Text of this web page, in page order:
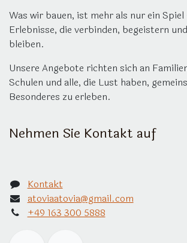
Was wir bauen, ist mehr als nur ein Spiel
Erlebnisse, die verbinden, begeistern
bleiben.
Unsere Angebote richten sich an
Schulen und alle, die Lust haben,
Besonderes zu erleben.
Nehmen Sie Kontakt auf
Kontakt
atoviaatovia@gmail.com
+49 163 300 5888